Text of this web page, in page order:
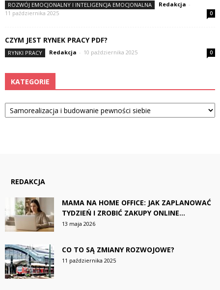
ROZWÓJ EMOCJONALNY I INTELIGENCJA EMOCJONALNA Redakcja -
11 października 2025
0
CZYM JEST RYNEK PRACY PDF?
RYNKI PRACY Redakcja - 10 października 2025 0
KATEGORIE
Kategorie
REDAKCJA
MAMA NA HOME OFFICE: JAK ZAPLANOWAĆ
TYDZIEŃ I ZROBIĆ ZAKUPY ONLINE...
13 maja 2026
CO TO SĄ ZMIANY ROZWOJOWE?
11 października 2025